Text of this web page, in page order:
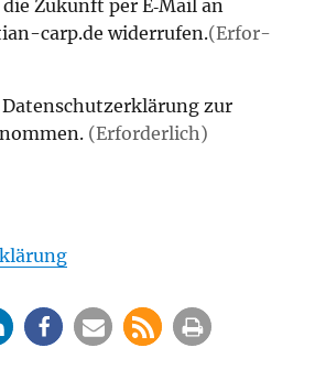
Zukunft per E‑Mail an
carp.de wider­ru­fen.(erfor­
Daten­schutz­er­klä­rung zur
(erfor­der­lich)